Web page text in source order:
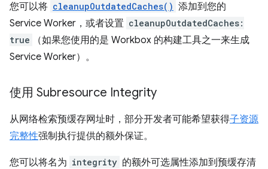
您可以将 cleanupOutdatedCaches() 添加到您的
Service Worker，或者设置 cleanupOutdatedCaches:
true
（如果您使用的是 Workbox 的构建工具之一来生成
Service Worker）。
使用 Subresource Integrity
从网络检索预缓存网址时，部分开发者可能希望获得子资源
完整性强制执行提供的额外保证。
您可以将名为 integrity 的额外可选属性添加到预缓存清